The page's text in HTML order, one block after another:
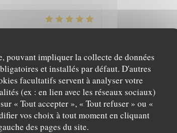
pouvant impliquer la collecte de données
et installés par défaut. D'autres
facultatifs servent à analyser votre
(ex : en lien avec les réseaux sociaux)
« Tout accepter », « Tout refuser » ou «
vos choix à tout moment en cliquant
des pages du site.
Cuisine:5/5 Qualité / Prix: 5/5